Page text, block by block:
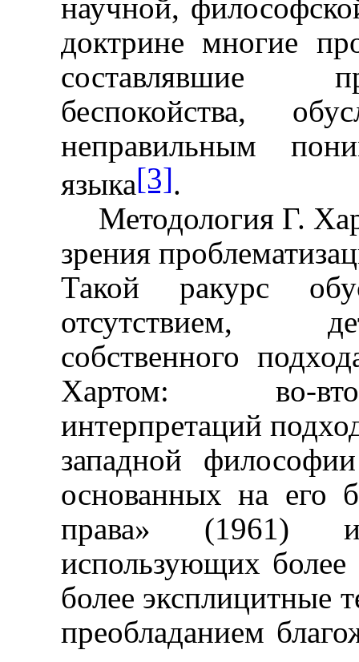
научной,
доктрине многие
составлявшие
беспокойства,
неправильным
языка[3].
Методология Г.
зрения
Такой ракурс
отсутствием,
собственного
Хартом: во-
интерпретаций
западной
основанных на его
права» (1961) и
использующих более
более эксплицитные
преобладанием